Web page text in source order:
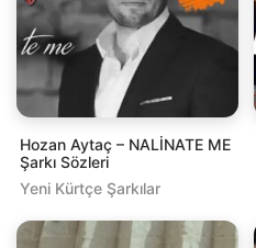
Hozan Aytaç – NALİNATE ME
Şarkı Sözleri
Yeni Kürtçe Şarkılar